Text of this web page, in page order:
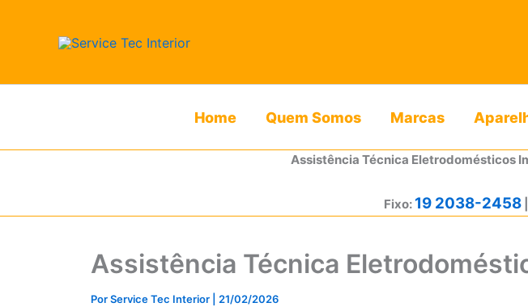
Home Quem Somos Marcas
Assistência Técnica Eletrodomésticos
Fixo: 19 2038-2458
Assistência Técnica
PorService Tec Interior 21/02/2026